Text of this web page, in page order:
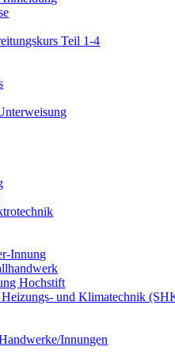
Teil 1-4
Innung
Hochstift
und Klimatechnik
Innungen